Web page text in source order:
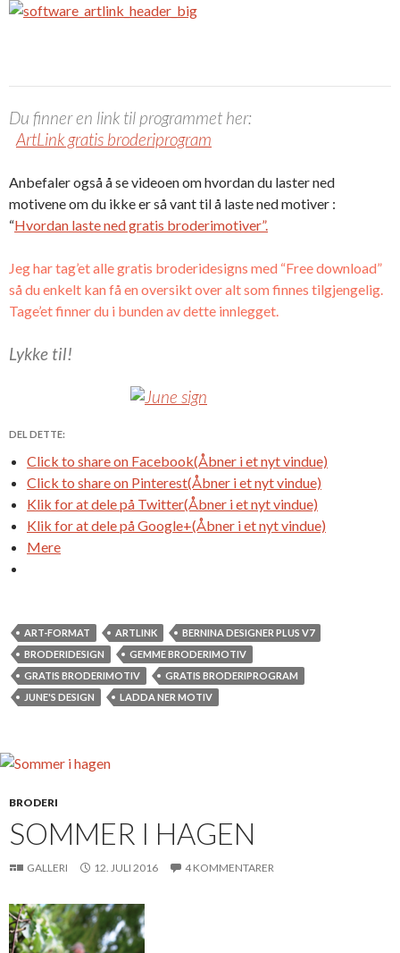
Du finner en link til programmet her:
ArtLink gratis broderiprogram
Anbefaler også å se videoen om hvordan du laster ned
motivene om du ikke er så vant til å laste ned motiver :
“Hvordan laste ned gratis broderimotiver”.
Jeg har tag’et alle gratis broderidesigns med “Free download”
så du enkelt kan få en oversikt over alt som finnes tilgjengelig.
Tage’et finner du i bunden av dette innlegget.
Lykke til!
DEL DETTE:
Click to share on Facebook(Åbner i et nyt vindue)
Click to share on Pinterest(Åbner i et nyt vindue)
Klik for at dele på Twitter(Åbner i et nyt vindue)
Klik for at dele på Google+(Åbner i et nyt vindue)
Mere
ART-FORMAT ARTLINK
BERNINA DESIGNER PLUS V7
BRODERIDESIGN
GEMME BRODERIMOTIV
GRATIS BRODERIMOTIV
GRATIS BRODERIPROGRAM
JUNE'S DESIGN
LADDA NER MOTIV
BRODERI
SOMMER I HAGEN
GALLERI 12. JULI 2016 4 KOMMENTARER